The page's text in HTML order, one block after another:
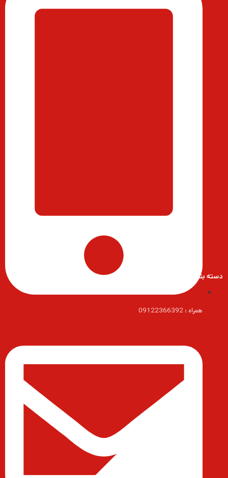
همراه : 09122366392
دسته بندی محصولات